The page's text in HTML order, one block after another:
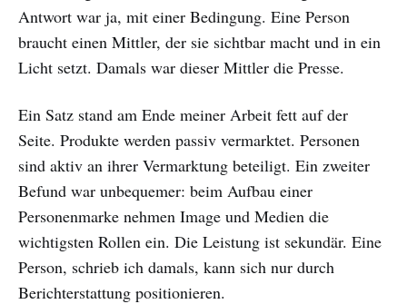
Antwort war ja, mit einer Bedingung. Eine Person
braucht einen Mittler, der sie sichtbar macht und in ein
Licht setzt. Damals war dieser Mittler die Presse.
Ein Satz stand am Ende meiner Arbeit fett auf der
Seite. Produkte werden passiv vermarktet. Personen
sind aktiv an ihrer Vermarktung beteiligt. Ein zweiter
Befund war unbequemer: beim Aufbau einer
Personenmarke nehmen Image und Medien die
wichtigsten Rollen ein. Die Leistung ist sekundär. Eine
Person, schrieb ich damals, kann sich nur durch
Berichterstattung positionieren.